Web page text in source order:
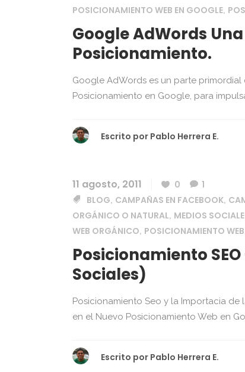
POSICIONAMIENTO WEB EN GOOGLE,
Google AdWords
Posicionamiento.
Google AdWords es un parte
Posicionamiento en Google, para
Escrito por Pablo Herrera E.
11 agosto, 2011 0
1
BLOG, CAMPAÑAS EN FACEBOOK,
ORGÁNICO O NATURAL, MEDIOS
WEB ORGÁNICO, POSICIONAMIENTO WEB
Posicionamiento
Sociales)
Posicionamiento Seo y la Importacia de
en el Nuevo Posicionamiento Web en
Escrito por Pablo Herrera E.